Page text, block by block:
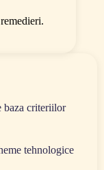
baza criteriilor
tehnologice